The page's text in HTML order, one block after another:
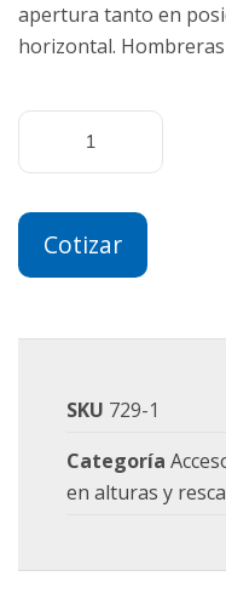
apertura tanto en
horizontal. Hombreras
Cotizar
SKU 729-1
Categoría
en alturas y